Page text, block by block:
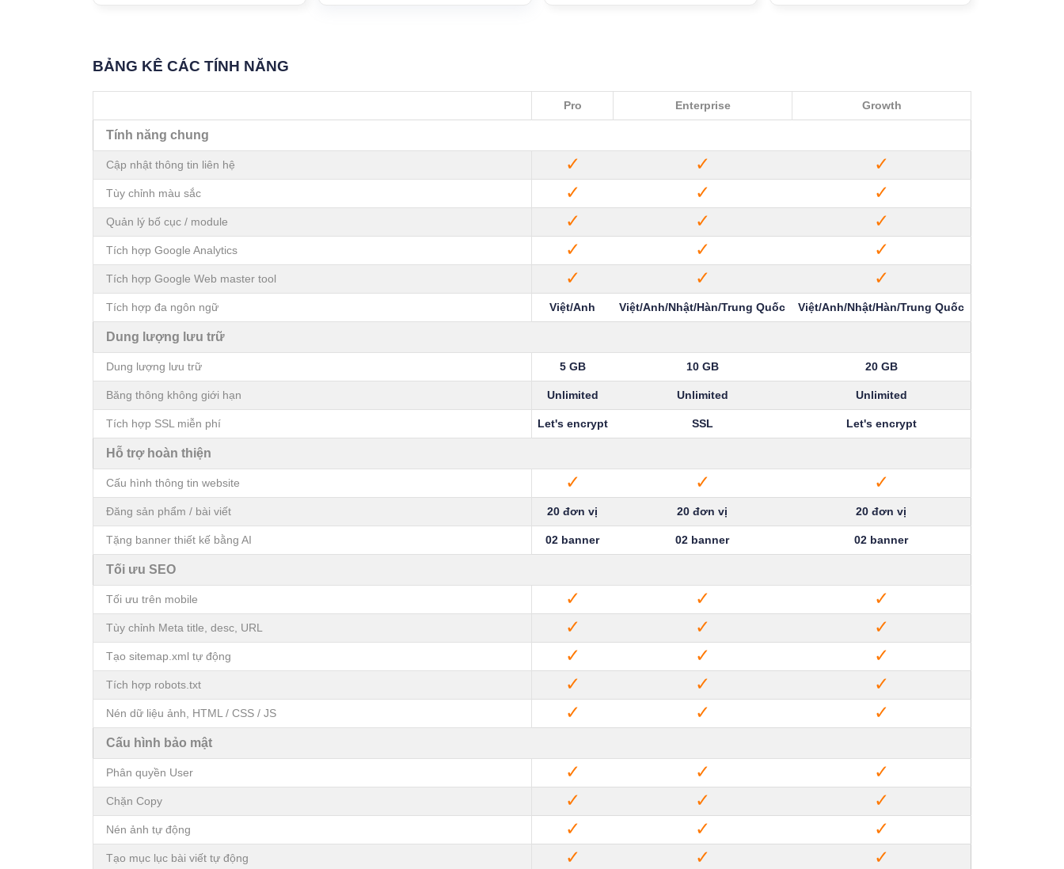
BẢNG KÊ CÁC TÍNH NĂNG
Pro Enterprise Growth
Tính năng chung
Cập nhật thông tin liên hệ ✓ ✓ ✓
Tùy chỉnh màu sắc ✓ ✓ ✓
Quản lý bố cục / module ✓ ✓ ✓
Tích hợp Google Analytics ✓ ✓ ✓
Tích hợp Google Web master tool ✓ ✓ ✓
Tích hợp đa ngôn ngữ Việt/Anh Việt/Anh/Nhật/Hàn/Trung Quốc Việt/Anh/Nhật/Hàn/Trung Quốc
Dung lượng lưu trữ
Dung lượng lưu trữ 5 GB 10 GB 20 GB
Băng thông không giới hạn Unlimited Unlimited Unlimited
Tích hợp SSL miễn phí Let's encrypt SSL Let's encrypt
Hỗ trợ hoàn thiện
Cấu hình thông tin website ✓ ✓ ✓
Đăng sản phẩm / bài viết 20 đơn vị 20 đơn vị 20 đơn vị
Tặng banner thiết kế bằng AI 02 banner 02 banner 02 banner
Tối ưu SEO
Tối ưu trên mobile ✓ ✓ ✓
Tùy chỉnh Meta title, desc, URL ✓ ✓ ✓
Tạo sitemap.xml tự động ✓ ✓ ✓
Tích hợp robots.txt ✓ ✓ ✓
Nén dữ liệu ảnh, HTML / CSS / JS ✓ ✓ ✓
Cấu hình bảo mật
Phân quyền User ✓ ✓ ✓
Chặn Copy ✓ ✓ ✓
Nén ảnh tự động ✓ ✓ ✓
Tạo mục lục bài viết tự động ✓ ✓ ✓